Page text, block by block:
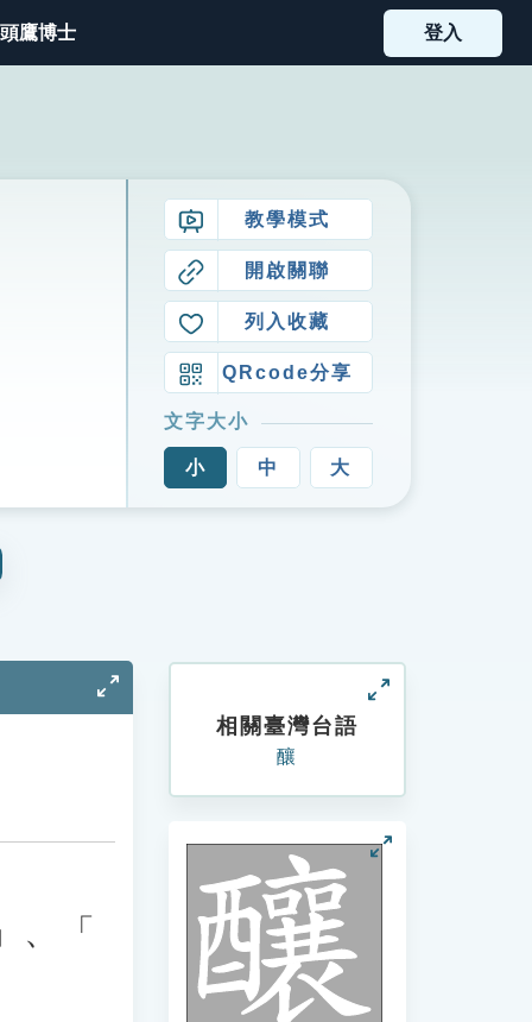
鷹博士 登入
教學模式
開啟關聯
列入收藏
QRcode分享
文字大小
小 中 大
、「
相關臺灣台語
釀